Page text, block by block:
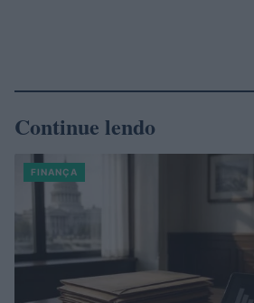
Continue lendo
FINANÇA